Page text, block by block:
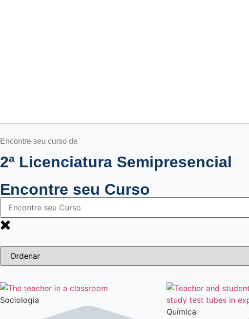
Encontre seu curso de
2ª Licenciatura Semipresencial
Encontre seu Curso
Sociologia
Química